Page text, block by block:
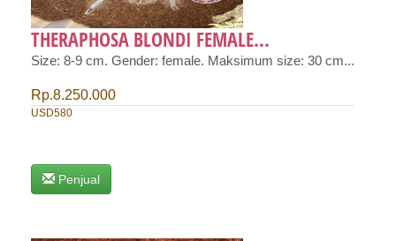
THERAPHOSA BLONDI FEMALE...
Size: 8-9 cm. Gender: female. Maksimum size: 30 cm...
Rp.8.250.000
USD580
Penjual